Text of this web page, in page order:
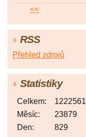
<<
RSS
Přehled zdrojů
Statistiky
Celkem:
1222561
Měsíc:
23879
Den:
829